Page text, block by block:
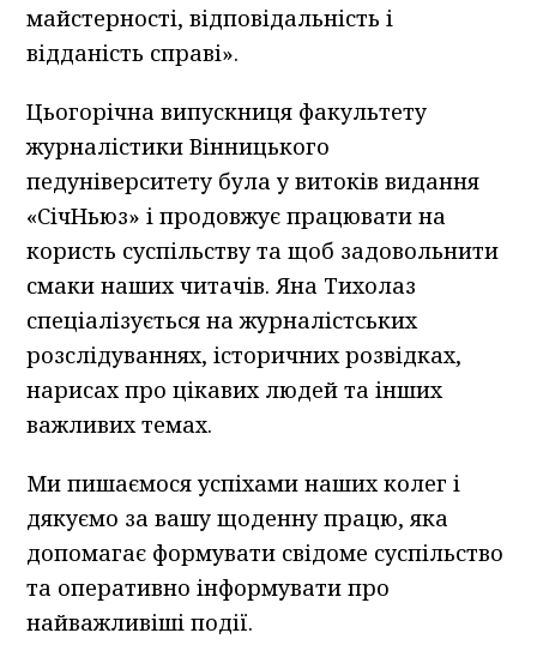
майстерності, відповідальність і
відданість справі».
Цьогорічна випускниця факультету
журналістики Вінницького
педуніверситету була у витоків видання
«СічНьюз» і продовжує працювати на
користь суспільству та щоб задовольнити
смаки наших читачів. Яна Тихолаз
спеціалізується на журналістських
розслідуваннях, історичних розвідках,
нарисах про цікавих людей та інших
важливих темах.
Ми пишаємося успіхами наших колег і
дякуємо за вашу щоденну працю, яка
допомагає формувати свідоме суспільство
та оперативно інформувати про
найважливіші події.